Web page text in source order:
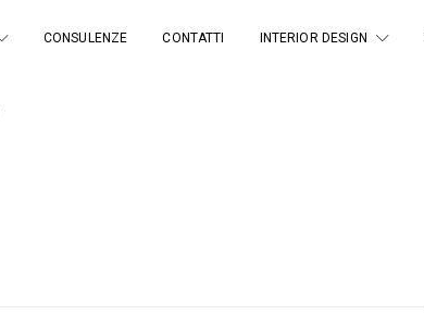
CONSULENZE CONTATTI INTERIOR DESIGN